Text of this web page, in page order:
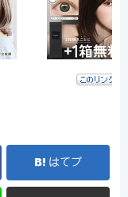
はてブ